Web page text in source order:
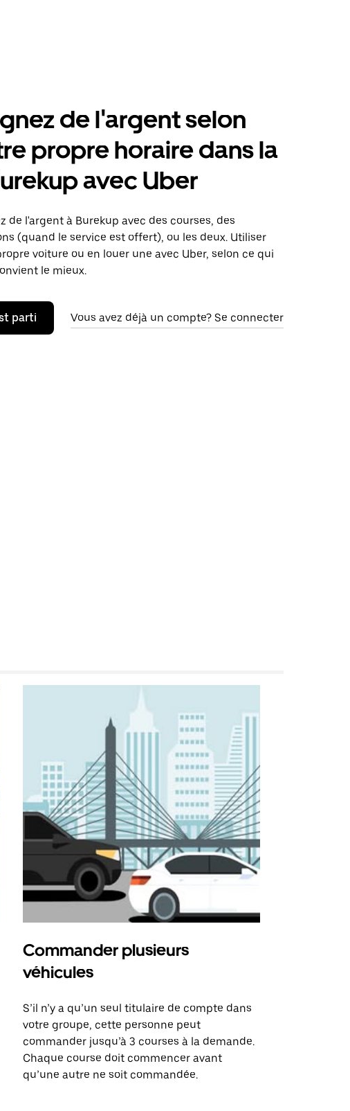
de l'argent selon
propre horaire dans la
avec Uber
de l'argent à Burekup avec des courses, des
(quand le service est offert), ou les deux. Utiliser
voiture ou en louer une avec Uber, selon ce qui
le mieux.
parti Vous avez déjà un compte? Se connecter
Commander plusieurs
véhicules
S’il n’y a qu’un seul titulaire de compte dans
votre groupe, cette personne peut
commander jusqu’à 3 courses à la demande.
Chaque course doit commencer avant
qu’une autre ne soit commandée.